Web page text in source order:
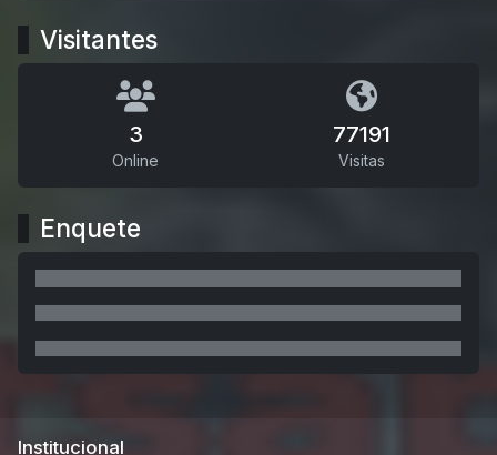
Visitantes
3
Online
77191
Visitas
Enquete
Institucional